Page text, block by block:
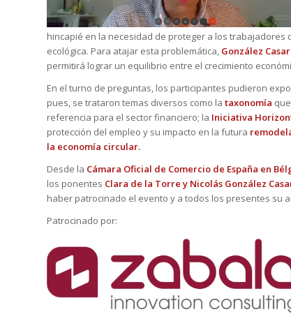
hincapié en la necesidad de proteger a los
ecológica. Para atajar esta problemática, González
permitirá lograr un equilibrio entre el crecimiento
En el turno de preguntas, los participantes pudieron
pues, se trataron temas diversos como la taxonomía
referencia para el sector financiero; la Iniciativa
protección del empleo y su impacto en la futura
la economía circular.
Desde la Cámara Oficial de Comercio de España en
los ponentes Clara de la Torre y Nicolás González
haber patrocinado el evento y a todos los presentes su
Patrocinado por: